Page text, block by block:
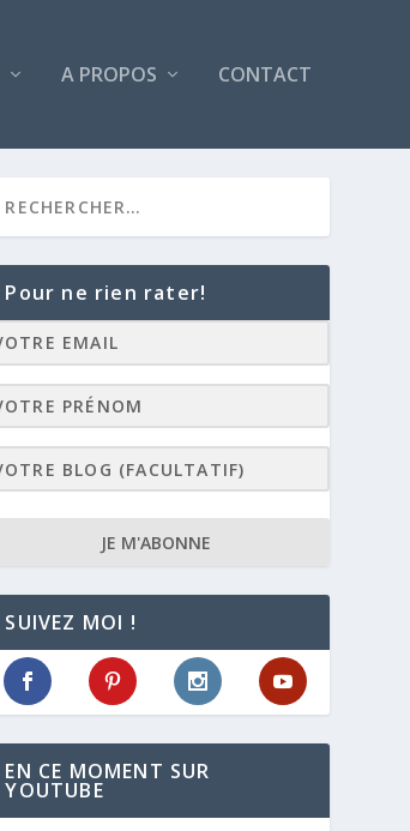
A PROPOS CONTACT
Pour ne rien rater!
JE M'ABONNE
SUIVEZ MOI !
EN CE MOMENT SUR
YOUTUBE